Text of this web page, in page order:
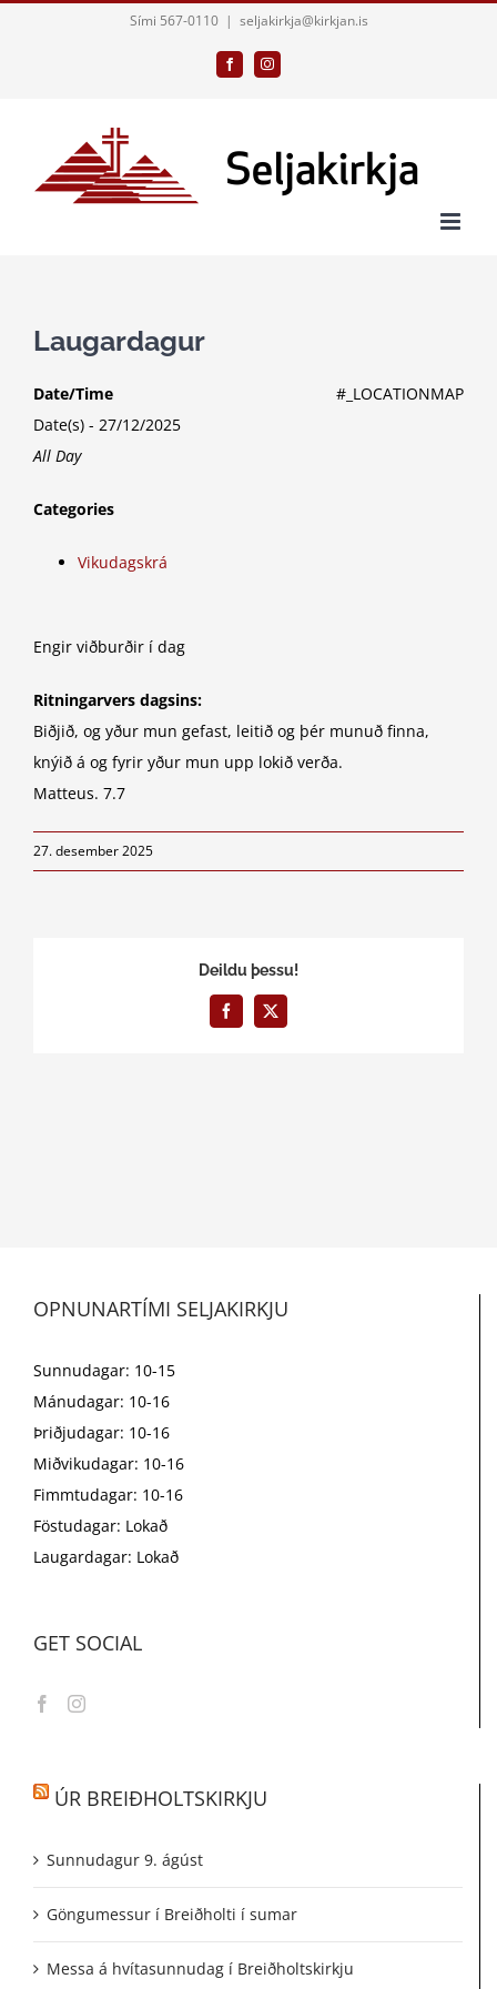
Sími 567-0110 | seljakirkja@kirkjan.is
FacebookInstagram
Laugardagur
#_LOCATIONMAP
Date/Time
Date(s) - 27/12/2025
All Day
Categories
Vikudagskrá
Engir viðburðir í dag
Ritningarvers dagsins:
Biðjið, og yður mun gefast, leitið og þér munuð finna,
knýið á og fyrir yður mun upp lokið verða.
Matteus. 7.7
27. desember 2025
Deildu þessu!
Facebook
X
OPNUNARTÍMI SELJAKIRKJU
Sunnudagar: 10-15
Mánudagar: 10-16
Þriðjudagar: 10-16
Miðvikudagar: 10-16
Fimmtudagar: 10-16
Föstudagar: Lokað
Laugardagar: Lokað
GET SOCIAL
ÚR BREIÐHOLTSKIRKJU
Sunnudagur 9. ágúst
Göngumessur í Breiðholti í sumar
Messa á hvítasunnudag í Breiðholtskirkju